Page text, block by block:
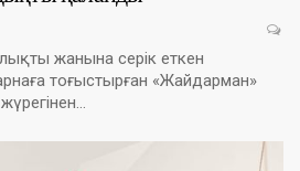
жанына серік еткен
тоғыстырған «Жайдарман»